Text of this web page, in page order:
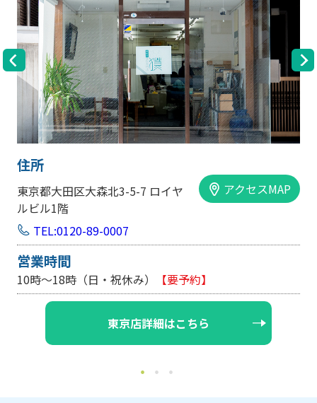
クセスMAP
大阪市中央区内平野町1-1-5 西大
ア
TEL:0120-89-0007
10時～18時（日・祝休み/土曜は不定休）
大阪店詳細はこちら